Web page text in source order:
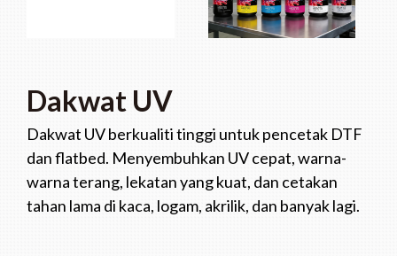
Dakwat UV
Dakwat UV berkualiti tinggi untuk pencetak DTF
dan flatbed. Menyembuhkan UV cepat, warna-
warna terang, lekatan yang kuat, dan cetakan
tahan lama di kaca, logam, akrilik, dan banyak lagi.